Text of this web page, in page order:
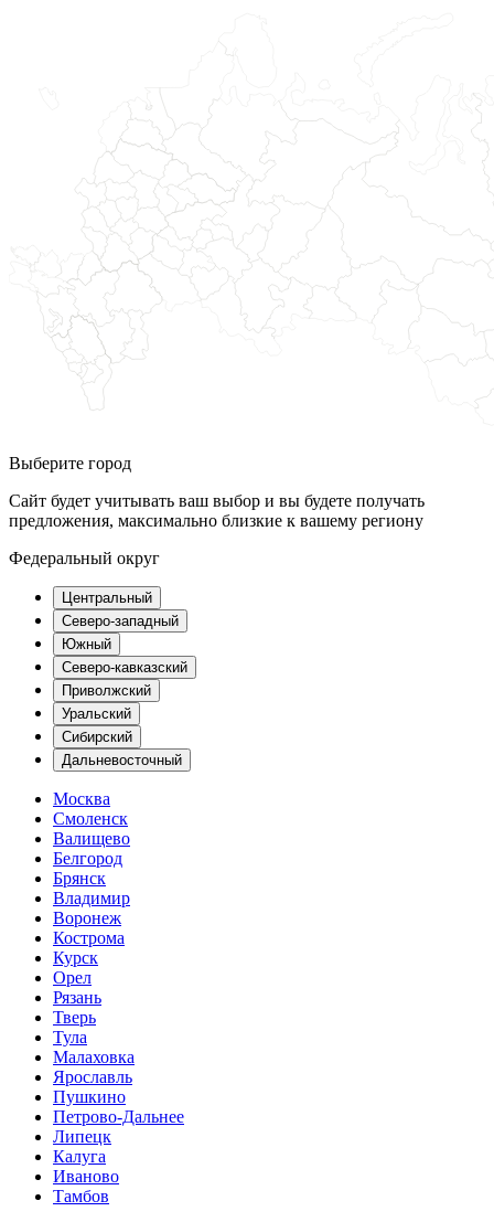
Выберите город
Сайт будет учитывать ваш выбор и вы будете получать
предложения, максимально близкие к вашему региону
Федеральный округ
Центральный
Северо-западный
Южный
Северо-кавказский
Приволжский
Уральский
Сибирский
Дальневосточный
Москва
Смоленск
Валищево
Белгород
Брянск
Владимир
Воронеж
Кострома
Курск
Орел
Рязань
Тверь
Тула
Малаховка
Ярославль
Пушкино
Петрово-Дальнее
Липецк
Калуга
Иваново
Тамбов